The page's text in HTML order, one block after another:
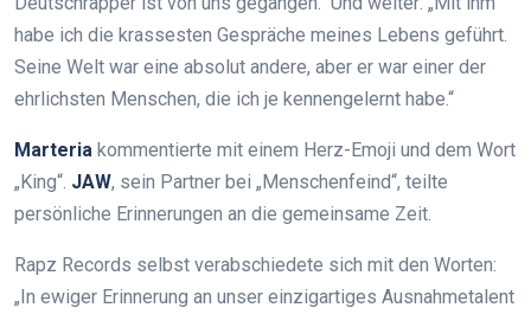
habe ich die krassesten Gespräche meines Lebens geführt.
Seine Welt war eine absolut andere, aber er war einer der
ehrlichsten Menschen, die ich je kennengelernt habe.“
Marteria kommentierte mit einem Herz-Emoji und dem Wort
„King“. JAW, sein Partner bei „Menschenfeind“, teilte
persönliche Erinnerungen an die gemeinsame Zeit.
Rapz Records selbst verabschiedete sich mit den Worten:
„In ewiger Erinnerung an unser einzigartiges Ausnahmetalent